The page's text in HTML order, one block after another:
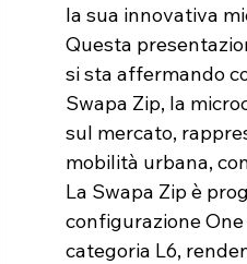
la sua innovativa
Questa
si sta affermando
Swapa Zip, la
sul mercato,
mobilità urbana,
La Swapa Zip è
configurazione
categoria L6,